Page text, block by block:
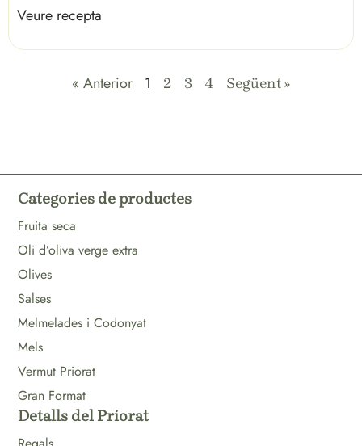
Veure recepta
« Anterior 1 2 3 4 Següent »
Categories de productes
Fruita seca
Oli d’oliva verge extra
Olives
Salses
Melmelades i Codonyat
Mels
Vermut Priorat
Gran Format
Detalls del Priorat